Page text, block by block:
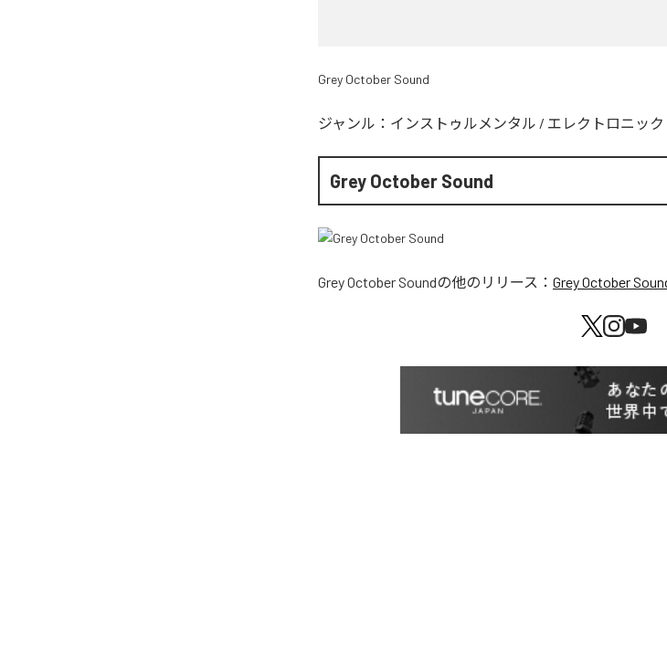
Grey October Sound
ジャンル： インストゥルメンタル / エレクトロニック
Grey October Sound
Grey October Soundの他のリリース： Grey October